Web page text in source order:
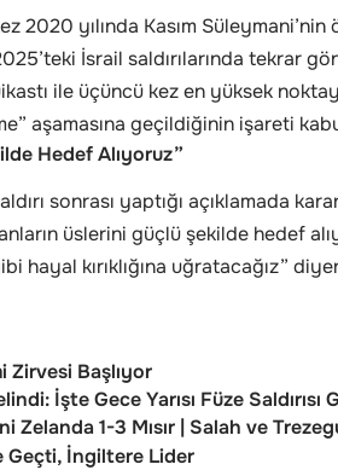
2020 yılında Kasım
İsrail saldırılarında tekrar
ile üçüncü kez en yüksek
aşamasına geçildiğinin işareti
Hedef Alıyoruz”
sonrası yaptığı açıklamada
üslerini güçlü şekilde hedef
hayal kırıklığına uğratacağız”
Zirvesi Başlıyor
İşte Gece Yarısı Füze Saldırısı
Zelanda 1-3 Mısır | Salah ve
Geçti, İngiltere Lider